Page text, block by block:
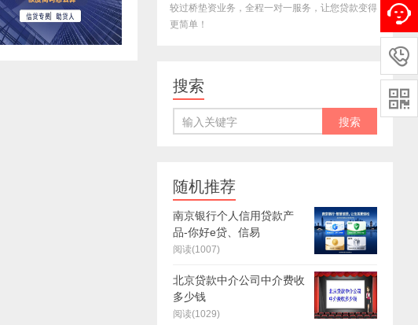
较过桥垫资业务，全程一对一服务，让您贷款变得
更简单！
搜索
随机推荐
南京银行个人信用贷款产
品-你好e贷、信易
阅读(1007)
北京贷款中介公司中介费收
多少钱
阅读(1029)

